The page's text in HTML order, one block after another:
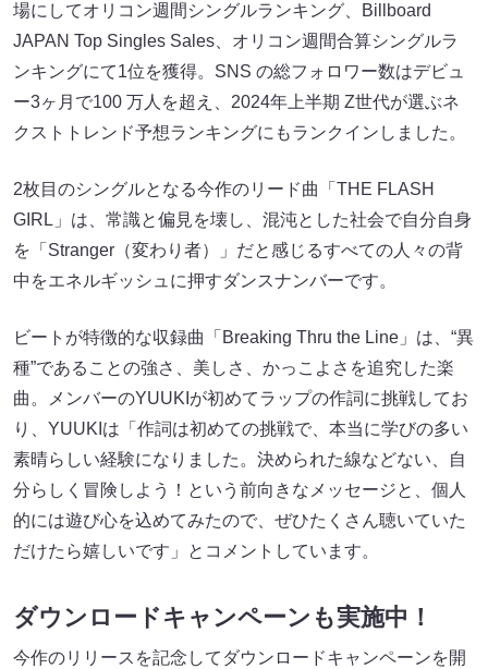
場にしてオリコン週間シングルランキング、Billboard
JAPAN Top Singles Sales、オリコン週間合算シングルラ
ンキングにて1位を獲得。SNS の総フォロワー数はデビュ
ー3ヶ月で100 万⼈を超え、2024年上半期 Z世代が選ぶネ
クストトレンド予想ランキングにもランクインしました。
2枚目のシングルとなる今作のリード曲「THE FLASH
GIRL」は、常識と偏見を壊し、混沌とした社会で自分自身
を「Stranger（変わり者）」だと感じるすべての人々の背
中をエネルギッシュに押すダンスナンバーです。
ビートが特徴的な収録曲「Breaking Thru the Line」は、“異
種”であることの強さ、美しさ、かっこよさを追究した楽
曲。メンバーのYUUKIが初めてラップの作詞に挑戦してお
り、YUUKIは「作詞は初めての挑戦で、本当に学びの多い
素晴らしい経験になりました。決められた線などない、自
分らしく冒険しよう！という前向きなメッセージと、個人
的には遊び心を込めてみたので、ぜひたくさん聴いていた
だけたら嬉しいです」とコメントしています。
ダウンロードキャンペーンも実施中！
今作のリリースを記念してダウンロードキャンペーンを開